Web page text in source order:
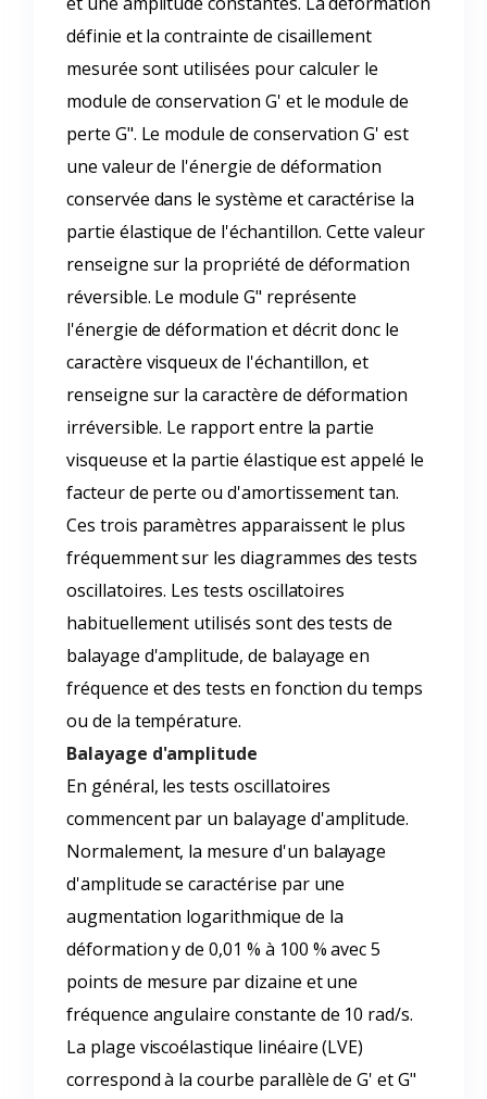
définie et la contrainte de cisaillement
mesurée sont utilisées pour calculer le
module de conservation G' et le module de
perte G". Le module de conservation G' est
une valeur de l'énergie de déformation
conservée dans le système et caractérise la
partie élastique de l'échantillon. Cette valeur
renseigne sur la propriété de déformation
réversible. Le module G" représente
l'énergie de déformation et décrit donc le
caractère visqueux de l'échantillon, et
renseigne sur la caractère de déformation
irréversible. Le rapport entre la partie
visqueuse et la partie élastique est appelé le
facteur de perte ou d'amortissement tan.
Ces trois paramètres apparaissent le plus
fréquemment sur les diagrammes des tests
oscillatoires. Les tests oscillatoires
habituellement utilisés sont des tests de
balayage d'amplitude, de balayage en
fréquence et des tests en fonction du temps
ou de la température.
Balayage d'amplitude
En général, les tests oscillatoires
commencent par un balayage d'amplitude.
Normalement, la mesure d'un balayage
d'amplitude se caractérise par une
augmentation logarithmique de la
déformation y de 0,01 % à 100 % avec 5
points de mesure par dizaine et une
fréquence angulaire constante de 10 rad/s.
La plage viscoélastique linéaire (LVE)
correspond à la courbe parallèle de G' et G"